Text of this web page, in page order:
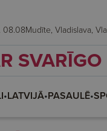
08.08 Mudīte,
SVARĪGO
•LATVIJĀ•PASAULĒ•